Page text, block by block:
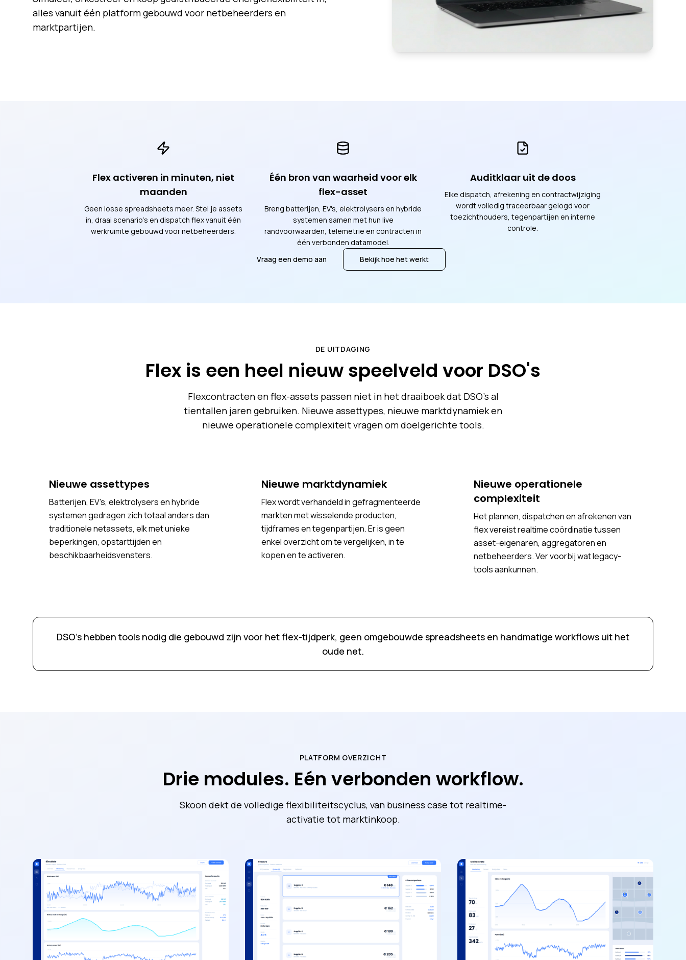
alles vanuit één platform gebouwd voor netbeheerders en
marktpartijen.
Flex activeren in minuten, niet
maanden
Geen losse spreadsheets meer. Stel je assets
in, draai scenario's en dispatch flex vanuit één
werkruimte gebouwd voor netbeheerders.
Één bron van waarheid voor elk
flex-asset
Breng batterijen, EV's, elektrolysers en hybride
systemen samen met hun live
randvoorwaarden, telemetrie en contracten in
één verbonden datamodel.
Auditklaar uit de doos
Elke dispatch, afrekening en contractwijziging
wordt volledig traceerbaar gelogd voor
toezichthouders, tegenpartijen en interne
controle.
Vraag een demo aan Bekijk hoe het werkt
DE UITDAGING
Flex is een heel nieuw speelveld voor DSO's
Flexcontracten en flex-assets passen niet in het draaiboek dat DSO's al
tientallen jaren gebruiken. Nieuwe assettypes, nieuwe marktdynamiek en
nieuwe operationele complexiteit vragen om doelgerichte tools.
Nieuwe assettypes
Batterijen, EV's, elektrolysers en hybride
systemen gedragen zich totaal anders dan
traditionele netassets, elk met unieke
beperkingen, opstarttijden en
beschikbaarheidsvensters.
Nieuwe marktdynamiek
Flex wordt verhandeld in gefragmenteerde
markten met wisselende producten,
tijdframes en tegenpartijen. Er is geen
enkel overzicht om te vergelijken, in te
kopen en te activeren.
Nieuwe operationele
complexiteit
Het plannen, dispatchen en afrekenen van
flex vereist realtime coördinatie tussen
asset-eigenaren, aggregatoren en
netbeheerders. Ver voorbij wat legacy-
tools aankunnen.
DSO's hebben tools nodig die gebouwd zijn voor het flex-tijdperk, geen omgebouwde spreadsheets en handmatige workflows uit het
oude net.
PLATFORM OVERZICHT
Drie modules. Eén verbonden workflow.
Skoon dekt de volledige flexibiliteitscyclus, van business case tot realtime-
activatie tot marktinkoop.